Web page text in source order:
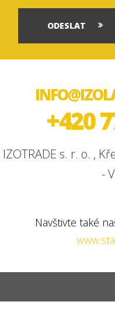
ODESLAT
+420
IZOTRADE s. r. o. ,
-
Navštivte také